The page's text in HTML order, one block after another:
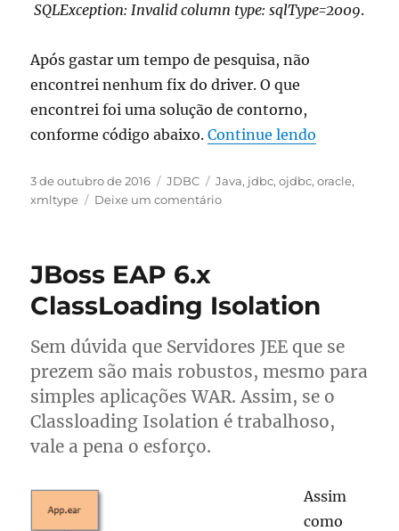
SQLException: Invalid column type: sqlType=2009.
Após gastar um tempo de pesquisa, não
encontrei nenhum fix do driver. O que
encontrei foi uma solução de contorno,
conforme código abaixo.Continue lendo
Publicado
em
3 de outubro de 2016 Categorias
JDBC Tags
Java, jdbc,ojdbc,oracle,
xmltype
Deixe um comentárioem
JBoss EAP 6.x
ClassLoading Isolation
Sem dúvida que Servidores JEE que se
prezem são mais robustos, mesmo para
simples aplicações WAR. Assim, se o
Classloading Isolation é trabalhoso,
vale a pena o esforço.
Assim
como